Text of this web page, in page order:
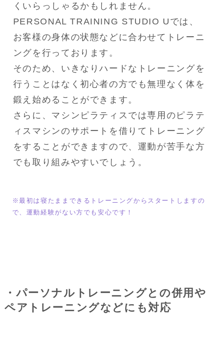
くいらっしゃるかもしれません。
PERSONAL TRAINING STUDIO Uでは、
お客様の身体の状態などに合わせてトレーニ
ングを行っております。
そのため、いきなりハードなトレーニングを
行うことはなく初心者の方でも無理なく体を
鍛え始めることができます。
さらに、マシンピラティスでは専用のピラテ
ィスマシンのサポートを借りてトレーニング
をすることができますので、運動が苦手な方
でも取り組みやすいでしょう。
※最初は寝たままできるトレーニングからスタートしますの
で、運動経験がない方でも安心です！
・パーソナルトレーニングとの併用や
ペアトレーニングなどにも対応